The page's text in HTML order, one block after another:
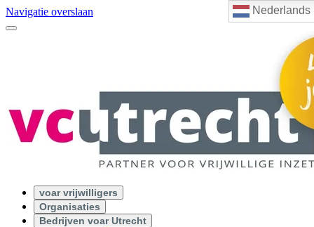
Nederlands
Navigatie overslaan
voar vrijwilligers
Organisaties
Bedrijven voar Utrecht